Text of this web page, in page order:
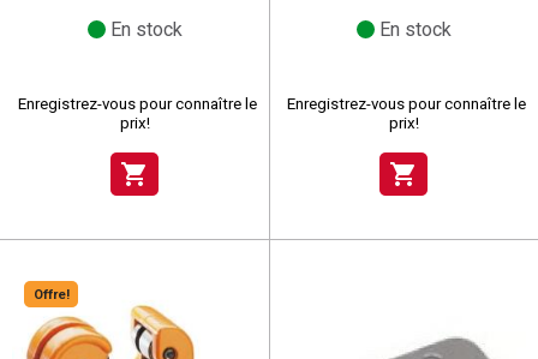
En stock
Enregistrez-vous pour connaître le
prix!
shopping_cart
En stock
Enregistrez-vous pour connaître le
prix!
shopping_cart
Offre!